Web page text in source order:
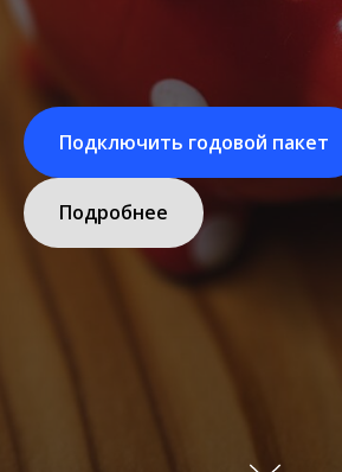
Подключить годовой пакет
Подробнее